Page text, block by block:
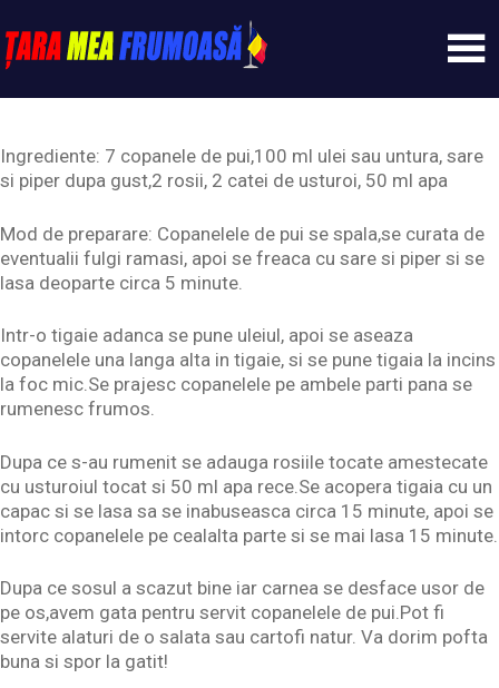
to
content
Tarameafrumoasa
Ingrediente: 7 copanele de pui,100 ml ulei sau untura, sare
si piper dupa gust,2 rosii, 2 catei de usturoi, 50 ml apa
Mod de preparare: Copanelele de pui se spala,se curata de
eventualii fulgi ramasi, apoi se freaca cu sare si piper si se
lasa deoparte circa 5 minute.
Intr-o tigaie adanca se pune uleiul, apoi se aseaza
copanelele una langa alta in tigaie, si se pune tigaia la incins
la foc mic.Se prajesc copanelele pe ambele parti pana se
rumenesc frumos.
Dupa ce s-au rumenit se adauga rosiile tocate amestecate
cu usturoiul tocat si 50 ml apa rece.Se acopera tigaia cu un
capac si se lasa sa se inabuseasca circa 15 minute, apoi se
intorc copanelele pe cealalta parte si se mai lasa 15 minute.
Dupa ce sosul a scazut bine iar carnea se desface usor de
pe os,avem gata pentru servit copanelele de pui.Pot fi
servite alaturi de o salata sau cartofi natur. Va dorim pofta
buna si spor la gatit!